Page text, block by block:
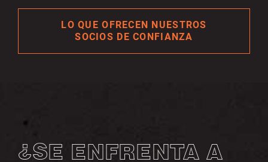
LO QUE OFRECEN NUESTROS
SOCIOS DE CONFIANZA
¿SE ENFRENTA A